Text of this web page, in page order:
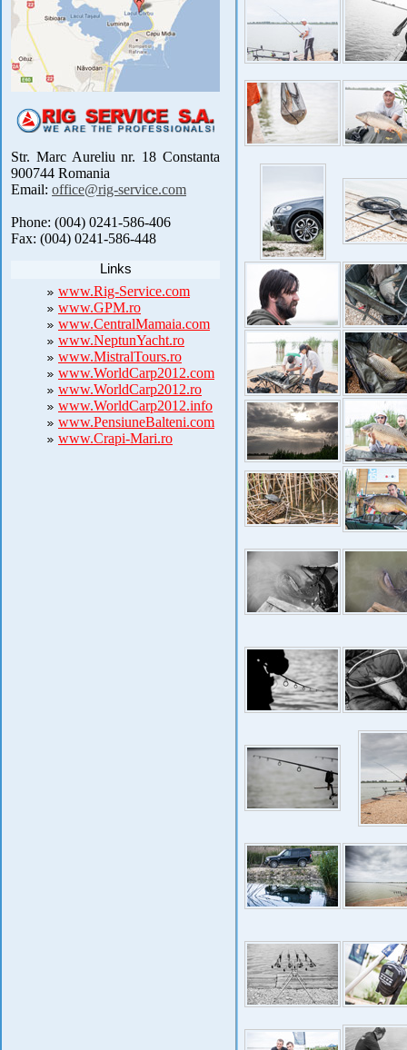
Str. Marc Aureliu nr. 18 Constanta
900744 Romania
Email: office@rig-service.com
Phone: (004) 0241-586-406
Fax: (004) 0241-586-448
Links
www.Rig-Service.com
www.GPM.ro
www.CentralMamaia.com
www.NeptunYacht.ro
www.MistralTours.ro
www.WorldCarp2012.com
www.WorldCarp2012.ro
www.WorldCarp2012.info
www.PensiuneBalteni.com
www.Crapi-Mari.ro